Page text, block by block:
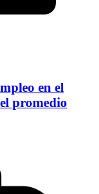
en el
promedio